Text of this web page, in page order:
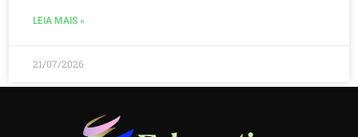
LEIA MAIS »
21/07/2026